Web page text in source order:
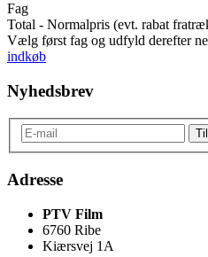
Fag
Total - Normalpris (evt. rabat
Vælg først fag og udfyld derefter
indkøb
Nyhedsbrev
Adresse
PTV Film
6760 Ribe
Kiærsvej 1A